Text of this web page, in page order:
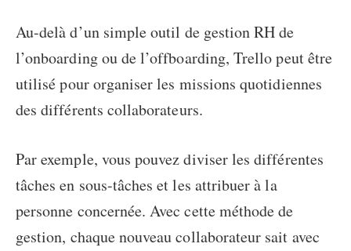
Au-delà d’un simple outil de gestion RH de
l’onboarding ou de l’offboarding, Trello peut être
utilisé pour organiser les missions quotidiennes
des différents collaborateurs.
Par exemple, vous pouvez diviser les différentes
tâches en sous-tâches et les attribuer à la
personne concernée. Avec cette méthode de
gestion, chaque nouveau collaborateur sait avec